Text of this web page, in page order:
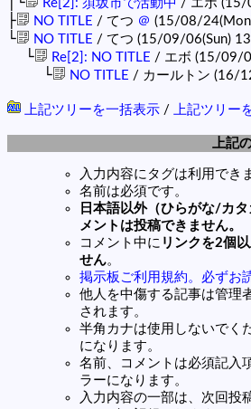
Re[2]: 須坂市で活動中 / エボ (15/
├ NO TITLE / てつ ＠ (15/08/
└ NO TITLE / てつ (15/09/06(Sun)
└ Re[2]: NO TITLE / エボ (15/09/
└ NO TITLE / カールトン (16/
上記ツリーを一括表示 / 上記ツリー
上記
入力内容にタグは利用でき
名前は必須です。
日本語以外（ひらがな/カ
メントは投稿できません。
コメント中に リンクを2個
せん。
掲示板ご利用規約。必ずお
他人を中傷する記事は管理
されます。
半角カナは使用しないでく
になります。
名前、コメントは必須記入
ラーになります。
入力内容の一部は、次回投